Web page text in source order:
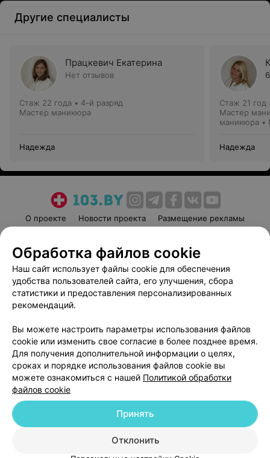
Другие специалисты
Працкевич Екатерина
Нет отзывов
Стаж 22 года • 4-й разряд
Мастер маникюра
Надежда
Стаж 21 год
Мастер
маникюра •
Надежда
О проекте Новости проекта
Размещение рекламы
Пользовательское соглашение
Способы оплаты
Вакансии
Партнеры
Написать руководителю 103.by
Обработка персональных данных
© 2026 ООО «Артокс Лаб», УНП 191700409
| 220012, Республика Беларусь,
Служба поддержки +375 291212755
Обработка файлов cookie
Наш сайт использует файлы cookie для обеспечения
удобства пользователей сайта, его улучшения, сбора
статистики и предоставления персонализированных
рекомендаций.
Вы можете настроить параметры использования файлов
cookie или изменить свое согласие в более позднее время.
Для получения дополнительной информации о целях,
сроках и порядке использования файлов cookie вы
можете ознакомиться с нашей Политикой обработки
файлов cookie
Отклонить
Принять